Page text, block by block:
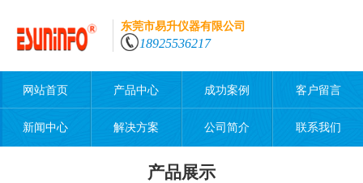
东莞市易升仪器有限公司
18925536217
网站首页 产品中心 成功案例 客户留言
新闻中心 解决方案 公司简介 联系我们
产品展示